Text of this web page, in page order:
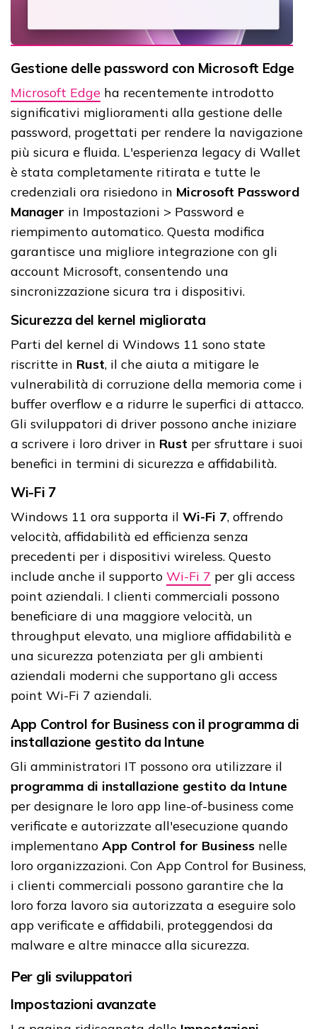
Gestione delle password con Microsoft Edge
Microsoft Edge ha recentemente introdotto
significativi miglioramenti alla gestione delle
password, progettati per rendere la navigazione
più sicura e fluida. L'esperienza legacy di Wallet
è stata completamente ritirata e tutte le
credenziali ora risiedono in Microsoft Password
Manager in Impostazioni > Password e
riempimento automatico. Questa modifica
garantisce una migliore integrazione con gli
account Microsoft, consentendo una
sincronizzazione sicura tra i dispositivi.
Sicurezza del kernel migliorata
Parti del kernel di Windows 11 sono state
riscritte in Rust, il che aiuta a mitigare le
vulnerabilità di corruzione della memoria come i
buffer overflow e a ridurre le superfici di attacco.
Gli sviluppatori di driver possono anche iniziare
a scrivere i loro driver in Rust per sfruttare i suoi
benefici in termini di sicurezza e affidabilità.
Wi-Fi 7
Windows 11 ora supporta il Wi-Fi 7, offrendo
velocità, affidabilità ed efficienza senza
precedenti per i dispositivi wireless. Questo
include anche il supporto Wi-Fi 7 per gli access
point aziendali. I clienti commerciali possono
beneficiare di una maggiore velocità, un
throughput elevato, una migliore affidabilità e
una sicurezza potenziata per gli ambienti
aziendali moderni che supportano gli access
point Wi-Fi 7 aziendali.
App Control for Business con il programma di
installazione gestito da Intune
Gli amministratori IT possono ora utilizzare il
programma di installazione gestito da Intune
per designare le loro app line-of-business come
verificate e autorizzate all'esecuzione quando
implementano App Control for Business nelle
loro organizzazioni. Con App Control for Business,
i clienti commerciali possono garantire che la
loro forza lavoro sia autorizzata a eseguire solo
app verificate e affidabili, proteggendosi da
malware e altre minacce alla sicurezza.
Per gli sviluppatori
Impostazioni avanzate